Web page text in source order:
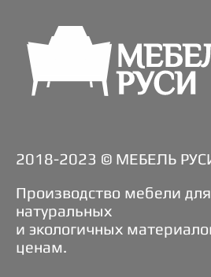
2018-2023 © МЕБЕЛЬ
Производство мебели
натуральных
и экологичных
ценам.